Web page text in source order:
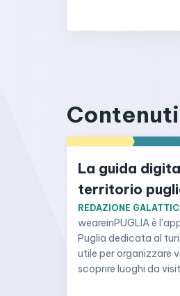
La guida
territorio
REDAZIONE
weareinPUGLIA è
Puglia dedicata al
utile per organizzare
scoprire luoghi da